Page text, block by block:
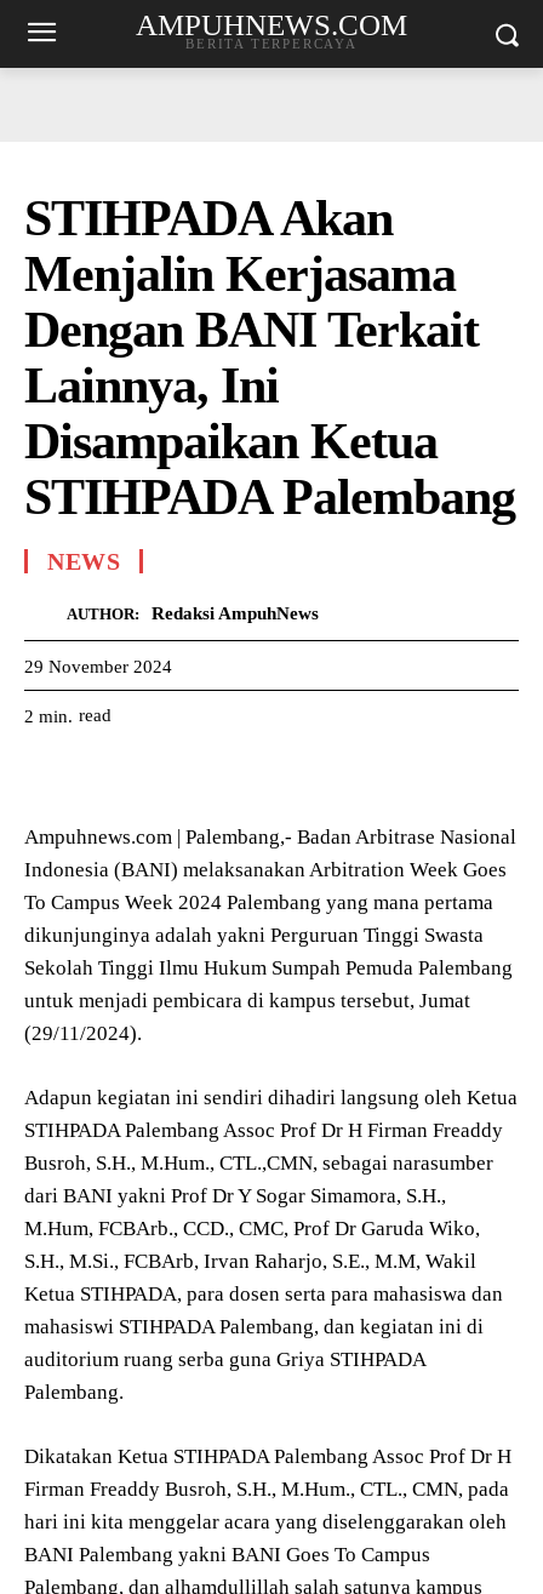
AMPUHNEWS.COM
BERITA TERPERCAYA
STIHPADA Akan
Menjalin Kerjasama
Dengan BANI Terkait
Lainnya, Ini
Disampaikan Ketua
STIHPADA Palembang
NEWS
AUTHOR: Redaksi AmpuhNews
29 November 2024
2 min. read
Ampuhnews.com | Palembang,- Badan Arbitrase Nasional
Indonesia (BANI) melaksanakan Arbitration Week Goes
To Campus Week 2024 Palembang yang mana pertama
dikunjunginya adalah yakni Perguruan Tinggi Swasta
Sekolah Tinggi Ilmu Hukum Sumpah Pemuda Palembang
untuk menjadi pembicara di kampus tersebut, Jumat
(29/11/2024).
Adapun kegiatan ini sendiri dihadiri langsung oleh Ketua
STIHPADA Palembang Assoc Prof Dr H Firman Freaddy
Busroh, S.H., M.Hum., CTL.,CMN, sebagai narasumber
dari BANI yakni Prof Dr Y Sogar Simamora, S.H.,
M.Hum, FCBArb., CCD., CMC, Prof Dr Garuda Wiko,
S.H., M.Si., FCBArb, Irvan Raharjo, S.E., M.M, Wakil
Ketua STIHPADA, para dosen serta para mahasiswa dan
mahasiswi STIHPADA Palembang, dan kegiatan ini di
auditorium ruang serba guna Griya STIHPADA
Palembang.
Dikatakan Ketua STIHPADA Palembang Assoc Prof Dr H
Firman Freaddy Busroh, S.H., M.Hum., CTL., CMN, pada
hari ini kita menggelar acara yang diselenggarakan oleh
BANI Palembang yakni BANI Goes To Campus
Palembang, dan alhamdullillah salah satunya kampus